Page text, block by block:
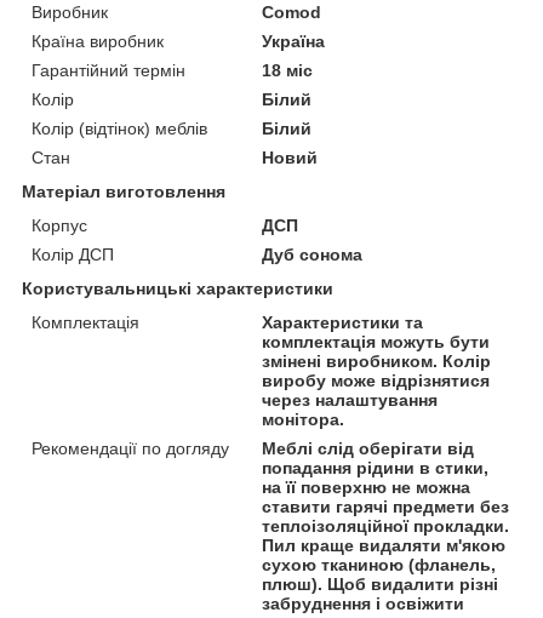
Виробник
Comod
Країна виробник
Україна
Гарантійний термін
18 міс
Колір
Білий
Колір (відтінок) меблів
Білий
Стан
Новий
Матеріал виготовлення
Корпус
ДСП
Колір ДСП
Дуб сонома
Користувальницькі характеристики
Комплектація
Характеристики та
комплектація можуть бути
змінені виробником. Колір
виробу може відрізнятися
через налаштування
монітора.
Рекомендації по догляду
Меблі слід оберігати від
попадання рідини в стики,
на її поверхню не можна
ставити гарячі предмети без
теплоізоляційної прокладки.
Пил краще видаляти м'якою
сухою тканиною (фланель,
плюш). Щоб видалити різні
забруднення і освіжити